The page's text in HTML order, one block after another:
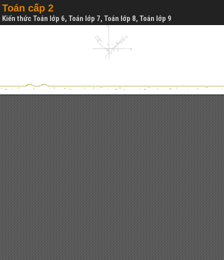
Toán cấp 2
Kiến thức Toán lớp 6, Toán lớp 7, Toán lớp 8, Toán lớp 9